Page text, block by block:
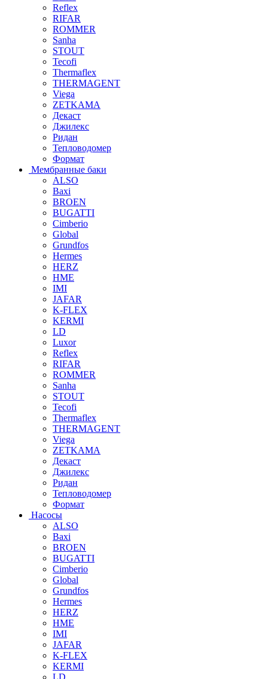
Reflex
RIFAR
ROMMER
Sanha
STOUT
Tecofi
Thermaflex
THERMAGENT
Viega
ZETKAMA
Декаст
Джилекс
Ридан
Тепловодомер
Формат
Мембранные баки
ALSO
Baxi
BROEN
BUGATTI
Cimberio
Global
Grundfos
Hermes
HERZ
HME
IMI
JAFAR
K-FLEX
KERMI
LD
Luxor
Reflex
RIFAR
ROMMER
Sanha
STOUT
Tecofi
Thermaflex
THERMAGENT
Viega
ZETKAMA
Декаст
Джилекс
Ридан
Тепловодомер
Формат
Насосы
ALSO
Baxi
BROEN
BUGATTI
Cimberio
Global
Grundfos
Hermes
HERZ
HME
IMI
JAFAR
K-FLEX
KERMI
LD